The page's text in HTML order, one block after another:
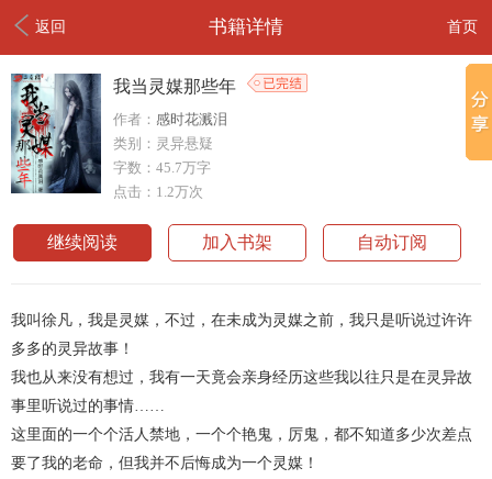
返回 书籍详情 首页
我当灵媒那些年
作者： 感时花溅泪
类别：灵异悬疑
字数：45.7万字
点击：1.2万次
继续阅读 加入书架 自动订阅
我叫徐凡，我是灵媒，不过，在未成为灵媒之前，我只是听说过许许
多多的灵异故事！
我也从来没有想过，我有一天竟会亲身经历这些我以往只是在灵异故
事里听说过的事情……
这里面的一个个活人禁地，一个个艳鬼，厉鬼，都不知道多少次差点
要了我的老命，但我并不后悔成为一个灵媒！